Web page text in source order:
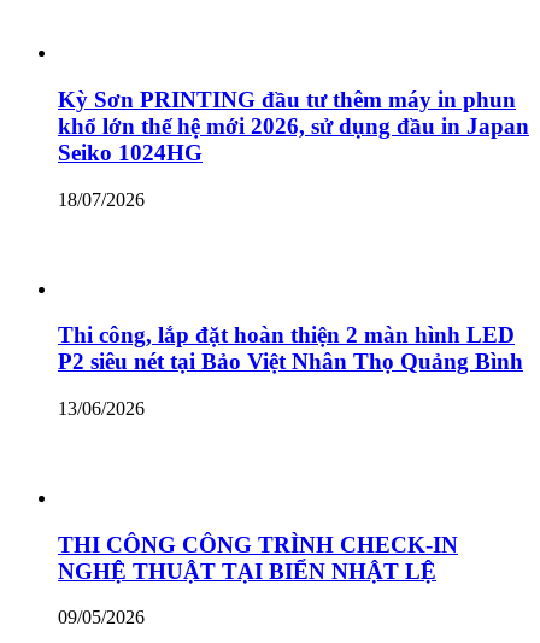
Kỳ Sơn PRINTING đầu tư thêm máy in phun
khổ lớn thế hệ mới 2026, sử dụng đầu in Japan
Seiko 1024HG
18/07/2026
Thi công, lắp đặt hoàn thiện 2 màn hình LED
P2 siêu nét tại Bảo Việt Nhân Thọ Quảng Bình
13/06/2026
THI CÔNG CÔNG TRÌNH CHECK-IN
NGHỆ THUẬT TẠI BIỂN NHẬT LỆ
09/05/2026